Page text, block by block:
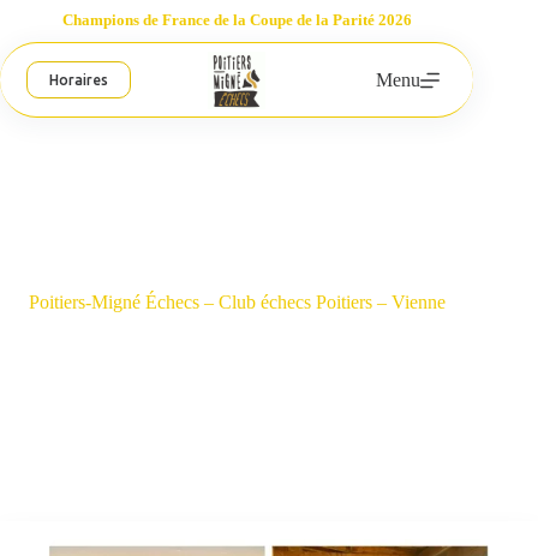
contenu
Champions de France de la Coupe de la Parité 2026
Horaires Menu
Poitiers-Migné Échecs – Club échecs Poitiers – Vienne